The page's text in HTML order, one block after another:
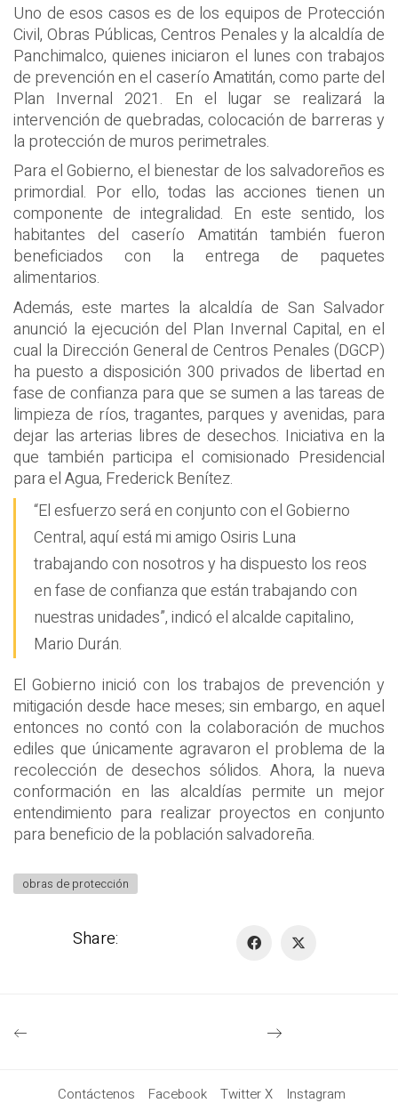
Uno de esos casos es de los equipos de Protección
Civil, Obras Públicas, Centros Penales y la alcaldía de
Panchimalco, quienes iniciaron el lunes con trabajos
de prevención en el caserío Amatitán, como parte del
Plan Invernal 2021. En el lugar se realizará la
intervención de quebradas, colocación de barreras y
la protección de muros perimetrales.
Para el Gobierno, el bienestar de los salvadoreños es
primordial. Por ello, todas las acciones tienen un
componente de integralidad. En este sentido, los
habitantes del caserío Amatitán también fueron
beneficiados con la entrega de paquetes
alimentarios.
Además, este martes la alcaldía de San Salvador
anunció la ejecución del Plan Invernal Capital, en el
cual la Dirección General de Centros Penales (DGCP)
ha puesto a disposición 300 privados de libertad en
fase de confianza para que se sumen a las tareas de
limpieza de ríos, tragantes, parques y avenidas, para
dejar las arterias libres de desechos. Iniciativa en la
que también participa el comisionado Presidencial
para el Agua, Frederick Benítez.
“El esfuerzo será en conjunto con el Gobierno
Central, aquí está mi amigo Osiris Luna
trabajando con nosotros y ha dispuesto los reos
en fase de confianza que están trabajando con
nuestras unidades”, indicó el alcalde capitalino,
Mario Durán.
El Gobierno inició con los trabajos de prevención y
mitigación desde hace meses; sin embargo, en aquel
entonces no contó con la colaboración de muchos
ediles que únicamente agravaron el problema de la
recolección de desechos sólidos. Ahora, la nueva
conformación en las alcaldías permite un mejor
entendimiento para realizar proyectos en conjunto
para beneficio de la población salvadoreña.
obras de protección
Share:
Contáctenos Facebook Twitter X Instagram